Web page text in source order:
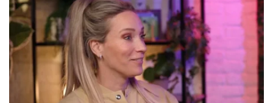
Eregallerij Hockey